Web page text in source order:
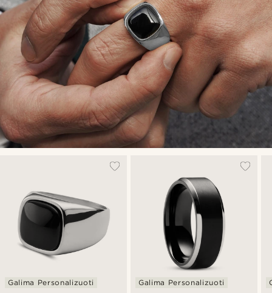
Galima Personalizuoti Galima Personalizuoti